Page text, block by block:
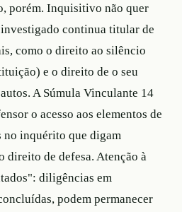
porém. Inquisitivo não quer
continua titular de
como o direito ao silêncio
e o direito de o seu
A Súmula Vinculante 14
o acesso aos elementos de
no inquérito que digam
direito de defesa. Atenção à
diligências em
podem permanecer